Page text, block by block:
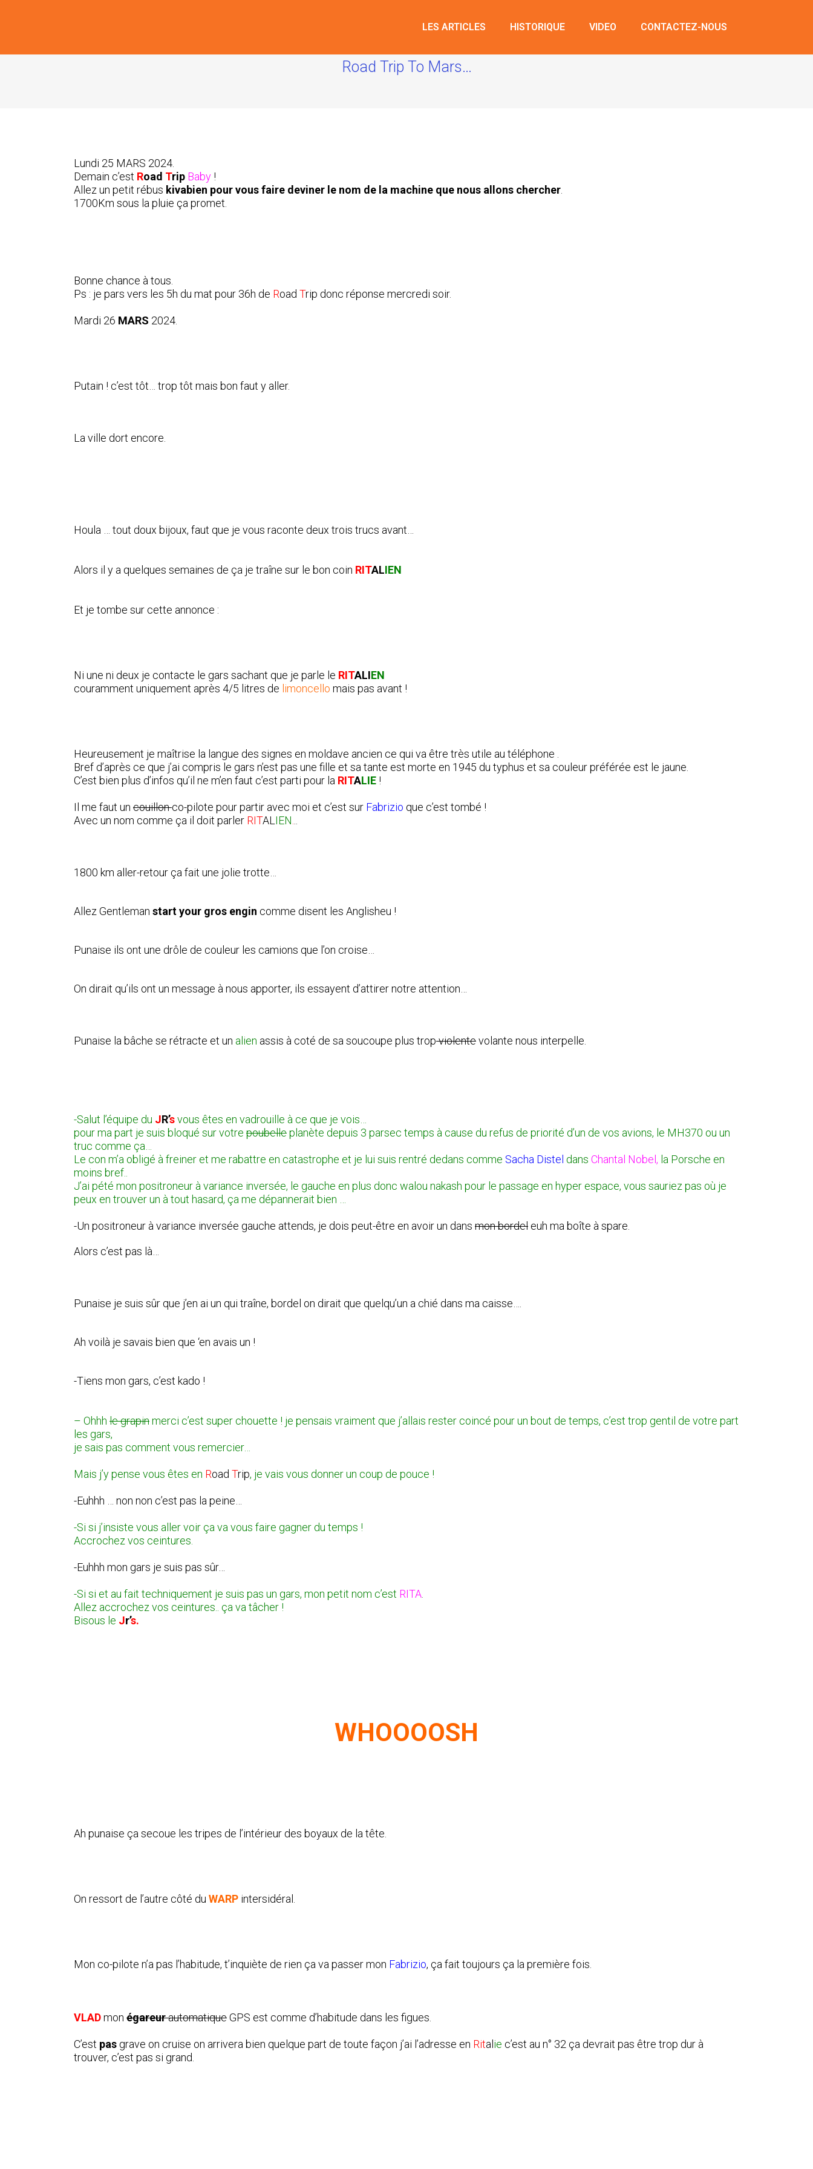
LES ARTICLES HISTORIQUE VIDEO CONTACTEZ-NOUS
Road Trip To Mars…
Lundi 25 MARS 2024.
Demain c’est Road Trip Baby !
Allez un petit rébus kivabien pour vous faire deviner le nom de la machine que nous allons chercher
1700Km sous la pluie ça promet.
Bonne chance à tous.
Ps : je pars vers les 5h du mat pour 36h de Road Trip donc réponse mercredi soir.
Mardi 26 MARS 2024.
Putain ! c’est tôt… trop tôt mais bon faut y aller.
La ville dort encore.
Houla … tout doux bijoux, faut que je vous raconte deux trois trucs avant…
Alors il y a quelques semaines de ça je traîne sur le bon coin RITALIEN
Et je tombe sur cette annonce :
Ni une ni deux je contacte le gars sachant que je parle le RITALIEN
couramment uniquement après 4/5 litres de limoncello mais pas avant !
Heureusement je maîtrise la langue des signes en moldave ancien ce qui va être très utile au téléphone .
Bref d’après ce que j’ai compris le gars n’est pas une fille et sa tante est morte en 1945 du typhus et sa couleur préférée est le jaune.
C’est bien plus d’infos qu’il ne m’en faut c’est parti pour la RITALIE !
Il me faut un couillonco-pilote pour partir avec moi et c’est sur Fabrizio que c’est tombé !
Avec un nom comme ça il doit parler RITAL IEN
1800 km aller-retour ça fait une jolie trotte…
Allez Gentleman start your gros engin comme disent les Anglisheu !
Punaise ils ont une drôle de couleur les camions que l’on croise…
On dirait qu’ils ont un message à nous apporter, ils essayent d’attirer notre attention…
Punaise la bâche se rétracte et un alien assis à coté de sa soucoupe plus tropviolentevolante nous interpelle.
-Salut l’équipe du JR’svous êtes en vadrouille à ce que je vois…
pour ma part je suis bloqué sur votre poubelleplanète depuis 3 parsec temps à cause du refus de priorité d’un de vos avions, le MH370 ou un
truc comme ça…
Le con m’a obligé à freiner et me rabattre en catastrophe et je lui suis rentré dedans comme Sacha Distel dans Chantal Nobel, la Porsche en
moins bref..
J’ai pété mon positroneur à variance inversée, le gauche en plus donc walou nakash pour le passage en hyper espace, vous sauriez pas où je
peux en trouver un à tout hasard, ça me dépannerait bien …
-Un positroneur à variance inversée gauche attends, je dois peut-être en avoir un dans mon bordel euh ma boîte à spare.
Alors c’est pas là…
Punaise je suis sûr que j’en ai un qui traîne, bordel on dirait que quelqu’un a chié dans ma caisse….
Ah voilà je savais bien que ‘en avais un !
-Tiens mon gars, c’est kado !
– Ohhh le grapinmerci c’est super chouette ! je pensais vraiment que j’allais rester coincé pour un bout de temps, c’est trop gentil de votre part
les gars,
je sais pas comment vous remercier…
Mais j’y pense vous êtes en Road Trip, je vais vous donner un coup de pouce !
-Euhhh … non non c’est pas la peine…
-Si si j’insiste vous aller voir ça va vous faire gagner du temps !
Accrochez vos ceintures.
-Euhhh mon gars je suis pas sûr…
-Si si et au fait techniquement je suis pas un gars, mon petit nom c’est RITA
Allez accrochez vos ceintures.. ça va tâcher !
Bisous le Jr’s.
WHOOOOSH
Ah punaise ça secoue les tripes de l’intérieur des boyaux de la tête.
On ressort de l’autre côté du WARP intersidéral.
Mon co-pilote n’a pas l’habitude, t’inquiète de rien ça va passer mon Fabrizio, ça fait toujours ça la première fois.
VLADmon égareurautomatiqueGPS est comme d’habitude dans les figues.
C’est pas grave on cruise on arrivera bien quelque part de toute façon j’ai l’adresse en Rital ie c’est au n° 32 ça devrait pas être trop dur à
trouver, c’est pas si grand.